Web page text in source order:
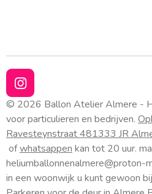
I
n
s
t
a
g
r
a
© 2026 Ballon Atelier Almere -
voor particulieren en bedrijven.
Ravesteynstraat 481333 JR
ofwhatsappen kan tot 20 uur.
heliumballonnenalmere@proton-
in een woonwijk u kunt gewoon